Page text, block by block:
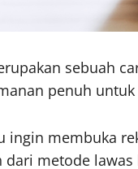
sebuah
penuh
ingin membuka
metode